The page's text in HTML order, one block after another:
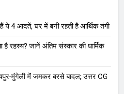
हैं ये 4 आदतें, घर में बनी रहती है आर्थिक तंगी
है रहस्य? जानें अंतिम संस्कार की धार्मिक
मुंगेली में जमकर बरसे बादल; उत्तर CG